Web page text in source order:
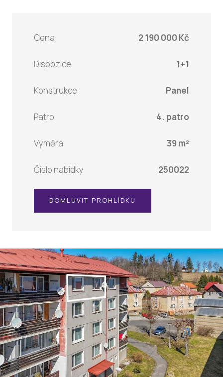
Cena 2 190 000 Kč
Dispozice 1+1
Konstrukce Panel
Patro 4. patro
Výměra 39 m²
Číslo nabídky 250022
DOMLUVIT PROHLÍDKU